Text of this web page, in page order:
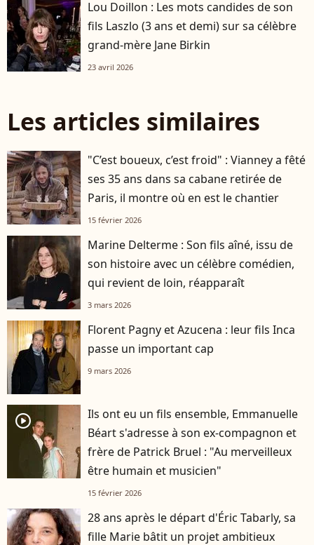
Lou Doillon : Les mots candides de son
fils Laszlo (3 ans et demi) sur sa célèbre
grand-mère Jane Birkin
23 avril 2026
Les articles similaires
"C’est boueux, c’est froid" : Vianney a fêté
ses 35 ans dans sa cabane retirée de
Paris, il montre où en est le chantier
15 février 2026
Marine Delterme : Son fils aîné, issu de
son histoire avec un célèbre comédien,
qui revient de loin, réapparaît
3 mars 2026
Florent Pagny et Azucena : leur fils Inca
passe un important cap
9 mars 2026
player2
Ils ont eu un fils ensemble, Emmanuelle
Béart s'adresse à son ex-compagnon et
frère de Patrick Bruel : "Au merveilleux
être humain et musicien"
15 février 2026
28 ans après le départ d'Éric Tabarly, sa
fille Marie bâtit un projet ambitieux